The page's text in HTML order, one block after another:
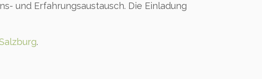
und Erfahrungsaustausch. Die Einladung
.